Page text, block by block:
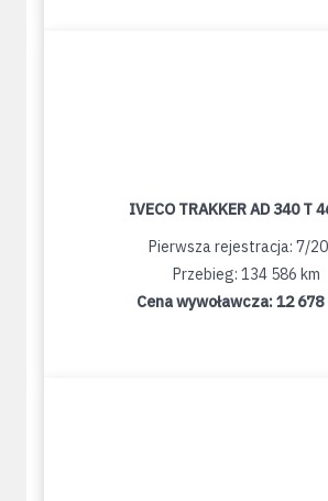
IVECO TRAKKER AD 340 T
Pierwsza rejestracja: 7/
Przebieg: 134 586 km
Cena wywoławcza:12 678